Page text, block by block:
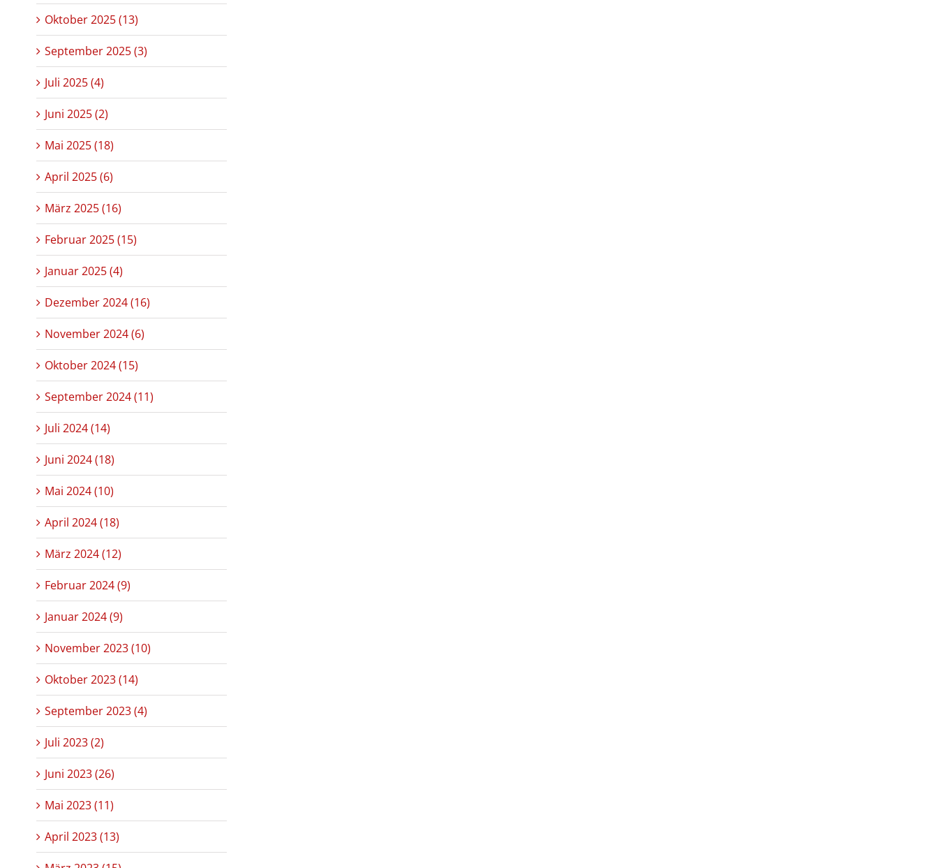
Oktober 2025 (13)
September 2025 (3)
Juli 2025 (4)
Juni 2025 (2)
Mai 2025 (18)
April 2025 (6)
März 2025 (16)
Februar 2025 (15)
Januar 2025 (4)
Dezember 2024 (16)
November 2024 (6)
Oktober 2024 (15)
September 2024 (11)
Juli 2024 (14)
Juni 2024 (18)
Mai 2024 (10)
April 2024 (18)
März 2024 (12)
Februar 2024 (9)
Januar 2024 (9)
November 2023 (10)
Oktober 2023 (14)
September 2023 (4)
Juli 2023 (2)
Juni 2023 (26)
Mai 2023 (11)
April 2023 (13)